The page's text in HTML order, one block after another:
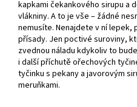
kapkami čekankového sirupu a
vlákniny. A to je vše – žádné
nemusíte. Nenajdete v ní lepek,
přísady. Jen poctivé suroviny,
zvednou náladu kdykoliv to
i další příchutě ořechových
tyčinku s pekany a javorovým
meruňkami.